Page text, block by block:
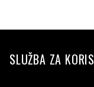
SLUŽBA ZA